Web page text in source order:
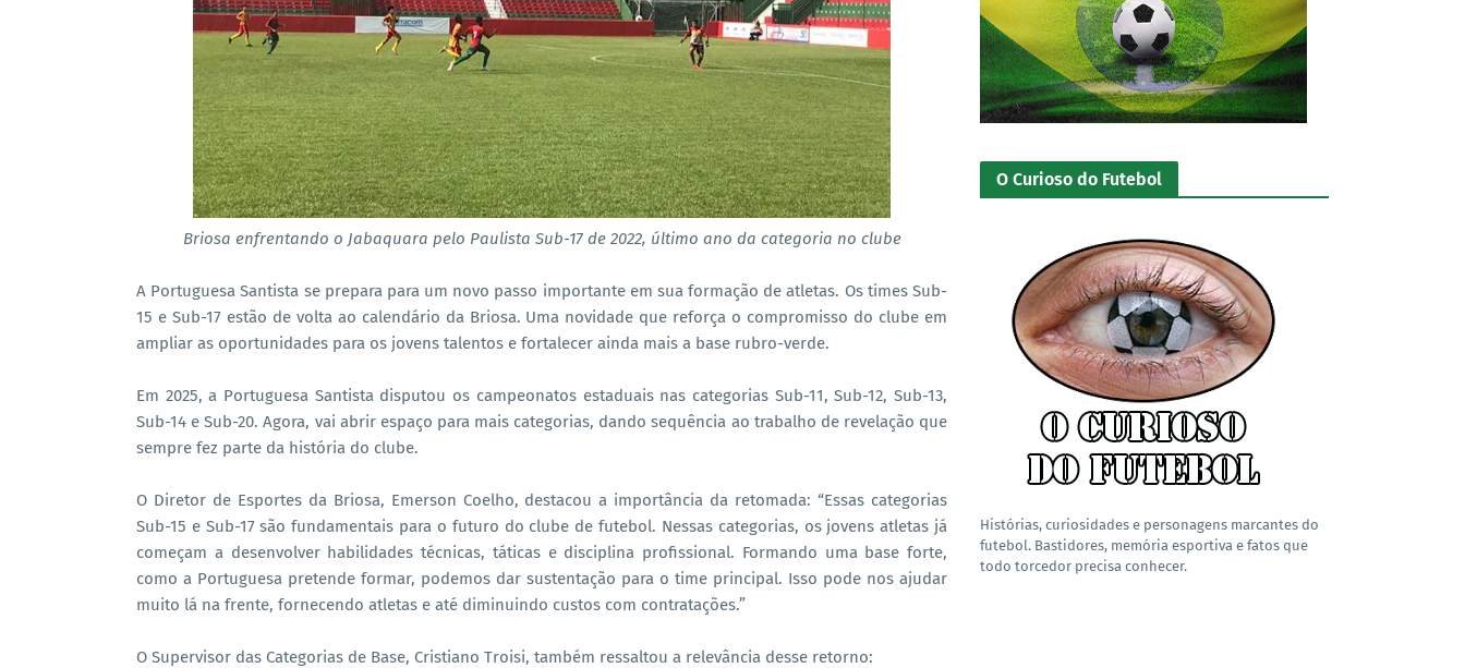
Briosa enfrentando o Jabaquara pelo Paulista Sub-17 de 2022, último ano da categoria no clube
A Portuguesa Santista se prepara para um novo passo importante em sua formação de atletas. Os times Sub-
15 e Sub-17 estão de volta ao calendário da Briosa. Uma novidade que reforça o compromisso do clube em
ampliar as oportunidades para os jovens talentos e fortalecer ainda mais a base rubro-verde.
Em 2025, a Portuguesa Santista disputou os campeonatos estaduais nas categorias Sub-11, Sub-12, Sub-13,
Sub-14 e Sub-20. Agora, vai abrir espaço para mais categorias, dando sequência ao trabalho de revelação que
sempre fez parte da história do clube.
O Diretor de Esportes da Briosa, Emerson Coelho, destacou a importância da retomada: “Essas categorias
Sub-15 e Sub-17 são fundamentais para o futuro do clube de futebol. Nessas categorias, os jovens atletas já
começam a desenvolver habilidades técnicas, táticas e disciplina profissional. Formando uma base forte,
como a Portuguesa pretende formar, podemos dar sustentação para o time principal. Isso pode nos ajudar
muito lá na frente, fornecendo atletas e até diminuindo custos com contratações.”
O Supervisor das Categorias de Base, Cristiano Troisi, também ressaltou a relevância desse retorno:
O Curioso do Futebol
Histórias, curiosidades e personagens marcantes do
futebol. Bastidores, memória esportiva e fatos que
todo torcedor precisa conhecer.